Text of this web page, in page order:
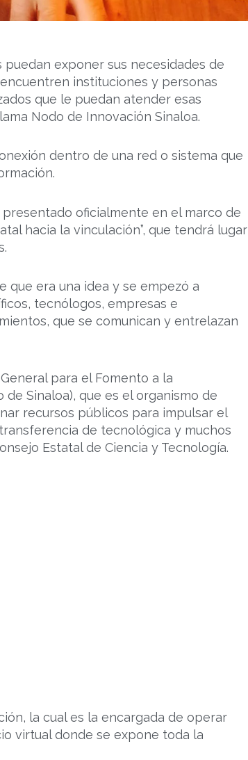
exponer sus necesidades de
instituciones y personas
que le puedan atender esas
Nodo de Innovación Sinaloa.
dentro de una red o sistema que
oficialmente en el marco de
hacia la vinculación”, que tendrá lugar
que era una idea y se empezó a
tecnólogos, empresas e
que se comunican y entrelazan
para el Fomento a la
Sinaloa), que es el organismo de
recursos públicos para impulsar el
de tecnológica y muchos
Estatal de Ciencia y Tecnología.
la cual es la encargada de operar
virtual donde se expone toda la